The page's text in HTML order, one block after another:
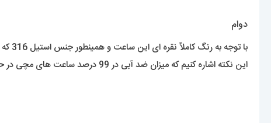
دوام
با
این نکته اشاره کنیم که میزان ضد آبی در 99 درصد ساعت های مچی در حد دست شستن هست که این ساعت هم شامل این بند میشود.